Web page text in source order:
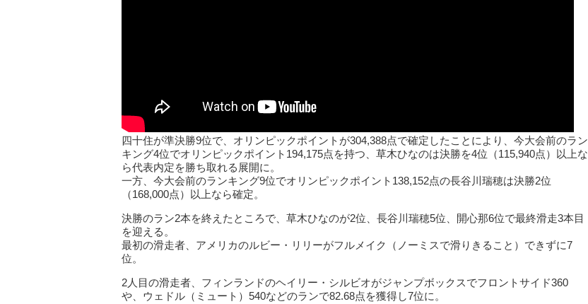
四十住が準決勝9位で、オリンピックポイントが304,388点で確定したことにより、今大会前のラン
キング4位でオリンピックポイント194,175点を持つ、草木ひなのは決勝を4位（115,940点）以上な
ら代表内定を勝ち取れる展開に。
一方、今大会前のランキング9位でオリンピックポイント138,152点の長谷川瑞穂は決勝2位
（168,000点）以上なら確定。
決勝のラン2本を終えたところで、草木ひなのが2位、長谷川瑞穂5位、開心那6位で最終滑走3本目
を迎える。
最初の滑走者、アメリカのルビー・リリーがフルメイク（ノーミスで滑りきること）できずに7
位。
2人目の滑走者、フィンランドのヘイリー・シルビオがジャンプボックスでフロントサイド360
や、ウェドル（ミュート）540などのランで82.68点を獲得し7位に。